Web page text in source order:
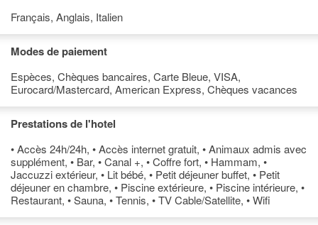
Français, Anglais, Italien
Modes de paiement
Espèces, Chèques bancaires, Carte Bleue, VISA,
Eurocard/Mastercard, American Express, Chèques vacances
Prestations de l'hotel
• Accès 24h/24h, • Accès internet gratuit, • Animaux admis avec
supplément, • Bar, • Canal +, • Coffre fort, • Hammam, •
Jaccuzzi extérieur, • Lit bébé, • Petit déjeuner buffet, • Petit
déjeuner en chambre, • Piscine extérieure, • Piscine intérieure, •
Restaurant, • Sauna, • Tennis, • TV Cable/Satellite, • Wifi